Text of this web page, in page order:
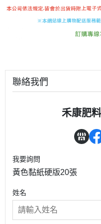
聯絡我們
禾康肥
我要詢問
黃色黏紙硬版20張
姓名